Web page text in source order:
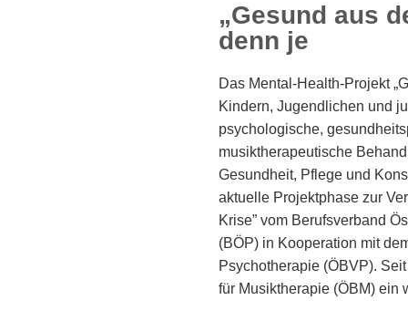
„Gesund aus
denn je
Das Mental-Health-Projekt
Kindern, Jugendlichen und
psychologische,
musiktherapeutische
Gesundheit, Pflege und
aktuelle Projektphase zur
Krise” vom Berufsverband
(BÖP) in Kooperation mit
Psychotherapie (ÖBVP).
für Musiktherapie (ÖBM) ein